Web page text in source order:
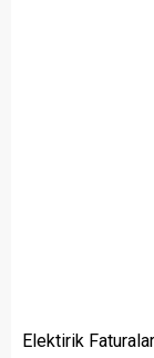
Elektirik